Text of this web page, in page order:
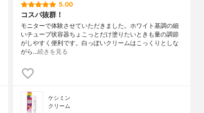
5.00
コスパ抜群！
モニターで体験させていただきました。ホワイト基調の細
いチューブ状容器ちょこっとだけ塗りたいときも量の調節
がしやすく便利です。白っぽいクリームはこっくりとしな
がら…続きを見る
ケシミン
クリーム